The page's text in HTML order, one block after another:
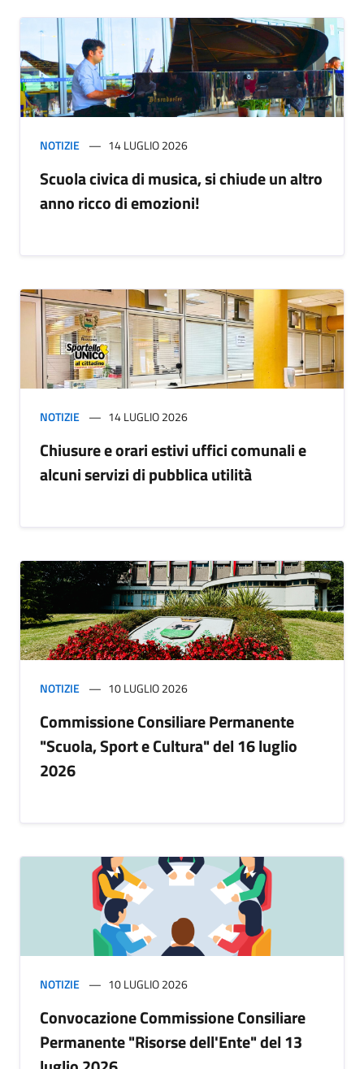
NOTIZIE 14 LUGLIO 2026
Scuola civica di musica, si chiude un altro
anno ricco di emozioni!
NOTIZIE 14 LUGLIO 2026
Chiusure e orari estivi uffici comunali e
alcuni servizi di pubblica utilità
NOTIZIE 10 LUGLIO 2026
Commissione Consiliare Permanente
"Scuola, Sport e Cultura" del 16 luglio
2026
NOTIZIE 10 LUGLIO 2026
Convocazione Commissione Consiliare
Permanente "Risorse dell'Ente" del 13